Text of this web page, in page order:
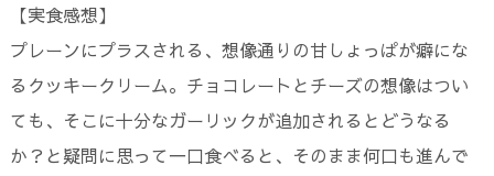
【実食感想】
プレーンにプラスされる、想像通りの甘しょっぱが癖にな
るクッキークリーム。チョコレートとチーズの想像はつい
ても、そこに十分なガーリックが追加されるとどうなる
か？と疑問に思って一口食べると、そのまま何口も進んで